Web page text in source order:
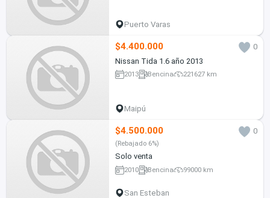
Puerto Varas
$4.400.000
0
Nissan Tida 1.6 año 2013
2013 Bencina 221627 km
Maipú
$4.500.000 0
(Rebajado 6%)
Solo venta
2010 Bencina 99000 km
San Esteban